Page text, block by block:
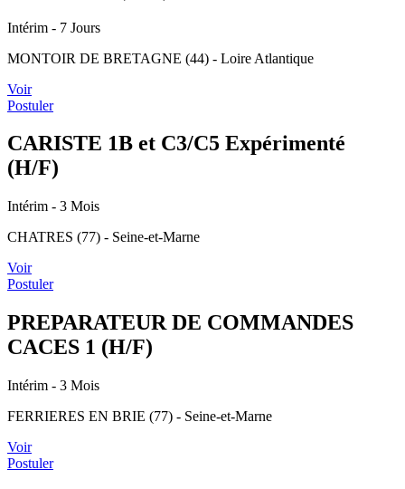
Intérim - 7 Jours
MONTOIR DE BRETAGNE (44) - Loire Atlantique
Voir
Postuler
CARISTE 1B et C3/C5 Expérimenté
(H/F)
Intérim - 3 Mois
CHATRES (77) - Seine-et-Marne
Voir
Postuler
PREPARATEUR DE COMMANDES
CACES 1 (H/F)
Intérim - 3 Mois
FERRIERES EN BRIE (77) - Seine-et-Marne
Voir
Postuler